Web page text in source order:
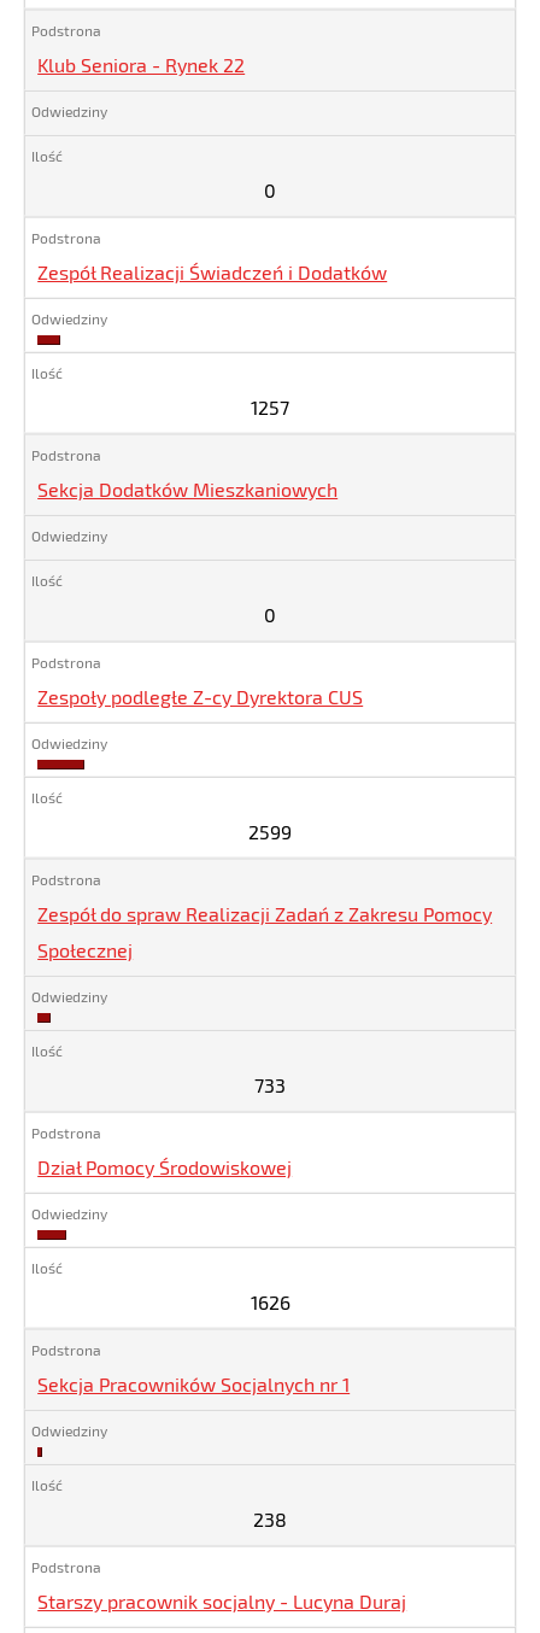
Klub Seniora - Rynek 22
0
Zespół Realizacji Świadczeń i Dodatków
1257
1257
Sekcja Dodatków Mieszkaniowych
0
Zespoły podległe Z-cy Dyrektora CUS
2599
2599
Zespół do spraw Realizacji Zadań z Zakresu Pomocy
Społecznej
733
733
Dział Pomocy Środowiskowej
1626
1626
Sekcja Pracowników Socjalnych nr 1
238
238
Starszy pracownik socjalny - Lucyna Duraj